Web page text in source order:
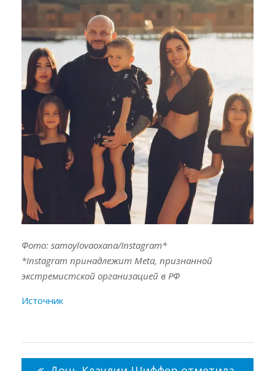
Фото: samoylovaoxana/Instagram*
*Instagram принадлежит Meta, признанной
экстремистской организацией в РФ
Источник